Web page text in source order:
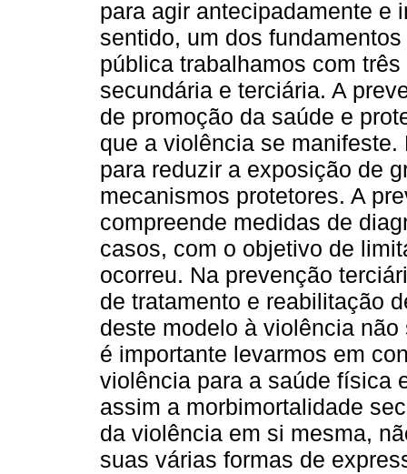
para agir antecipadamente e
sentido, um dos
pública trabalhamos com
secundária e terciária. A
de promoção da saúde e
que a violência se
para reduzir a exposição de
mecanismos protetores. A
compreende medidas de
casos, com o objetivo de
ocorreu. Na prevenção
de tratamento e reabilitação
deste modelo à violência
é importante levarmos em
violência para a saúde física
assim a morbimortalidade
da violência em si mesma,
suas várias formas de